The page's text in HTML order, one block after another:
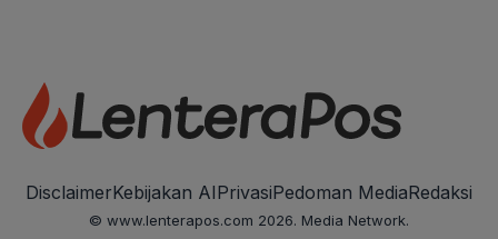
DisclaimerKebijakan AIPrivasiPedoman MediaRedaksi
© www.lenterapos.com 2026. Media Network.